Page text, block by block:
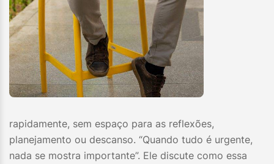
rapidamente, sem espaço para as reflexões,
planejamento ou descanso. “Quando tudo é urgente,
nada se mostra importante”. Ele discute como essa